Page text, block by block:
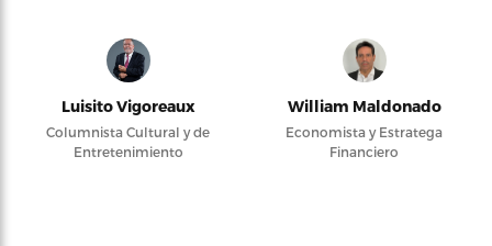
Luisito Vigoreaux
Columnista Cultural y de
Entretenimiento
William Maldonado
Economista y Estratega
Financiero